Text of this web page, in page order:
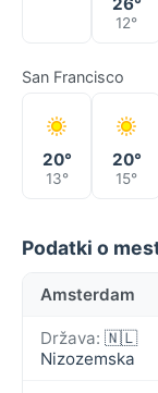
26°
12°
San Francisco
20°
13°
20°
15°
Podatki o
Amsterdam
Država: 🇳🇱
Nizozemska